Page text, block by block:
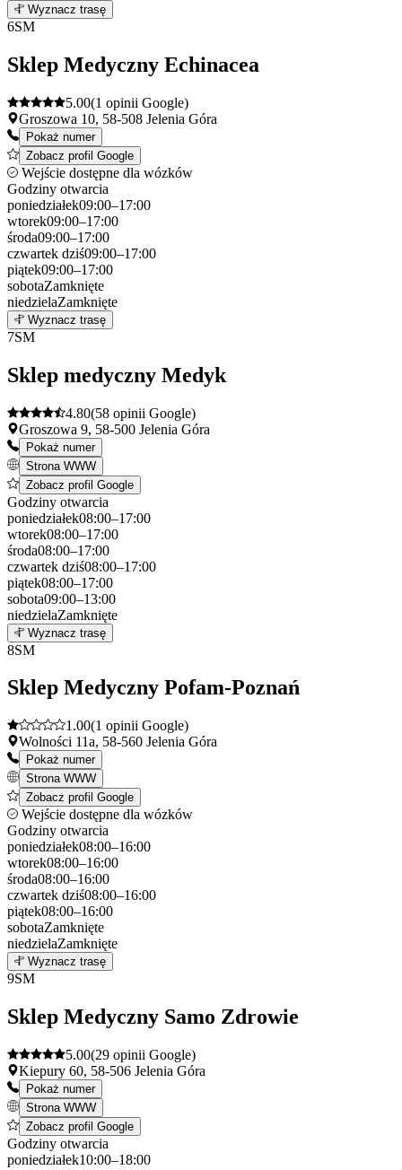
+
−
Wyznacz trasę
6SM
Sklep Medyczny Echinacea
5.00(1 opinii Google)
Groszowa 10, 58-508 Jelenia Góra
Pokaż numer
Zobacz profil Google
Wejście dostępne dla wózków
Godziny otwarcia
poniedziałek09:00–17:00
wtorek09:00–17:00
środa09:00–17:00
czwartek dziś09:00–17:00
piątek09:00–17:00
sobotaZamknięte
niedzielaZamknięte
+
−
Wyznacz trasę
7SM
Sklep medyczny Medyk
4.80(58 opinii Google)
Groszowa 9, 58-500 Jelenia Góra
Pokaż numer
Strona WWW
Zobacz profil Google
Godziny otwarcia
poniedziałek08:00–17:00
wtorek08:00–17:00
środa08:00–17:00
czwartek dziś08:00–17:00
piątek08:00–17:00
sobota09:00–13:00
niedzielaZamknięte
+
−
Wyznacz trasę
8SM
Sklep Medyczny Pofam-Poznań
1.00(1 opinii Google)
Wolności 11a, 58-560 Jelenia Góra
Pokaż numer
Strona WWW
Zobacz profil Google
Wejście dostępne dla wózków
Godziny otwarcia
poniedziałek08:00–16:00
wtorek08:00–16:00
środa08:00–16:00
czwartek dziś08:00–16:00
piątek08:00–16:00
sobotaZamknięte
niedzielaZamknięte
+
−
Wyznacz trasę
9SM
Sklep Medyczny Samo Zdrowie
5.00(29 opinii Google)
Kiepury 60, 58-506 Jelenia Góra
Pokaż numer
Strona WWW
Zobacz profil Google
Godziny otwarcia
poniedziałek10:00–18:00